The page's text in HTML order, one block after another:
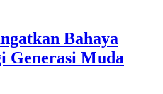
Bahaya
Generasi Muda